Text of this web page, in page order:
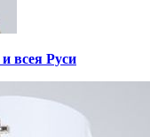
и всея Руси